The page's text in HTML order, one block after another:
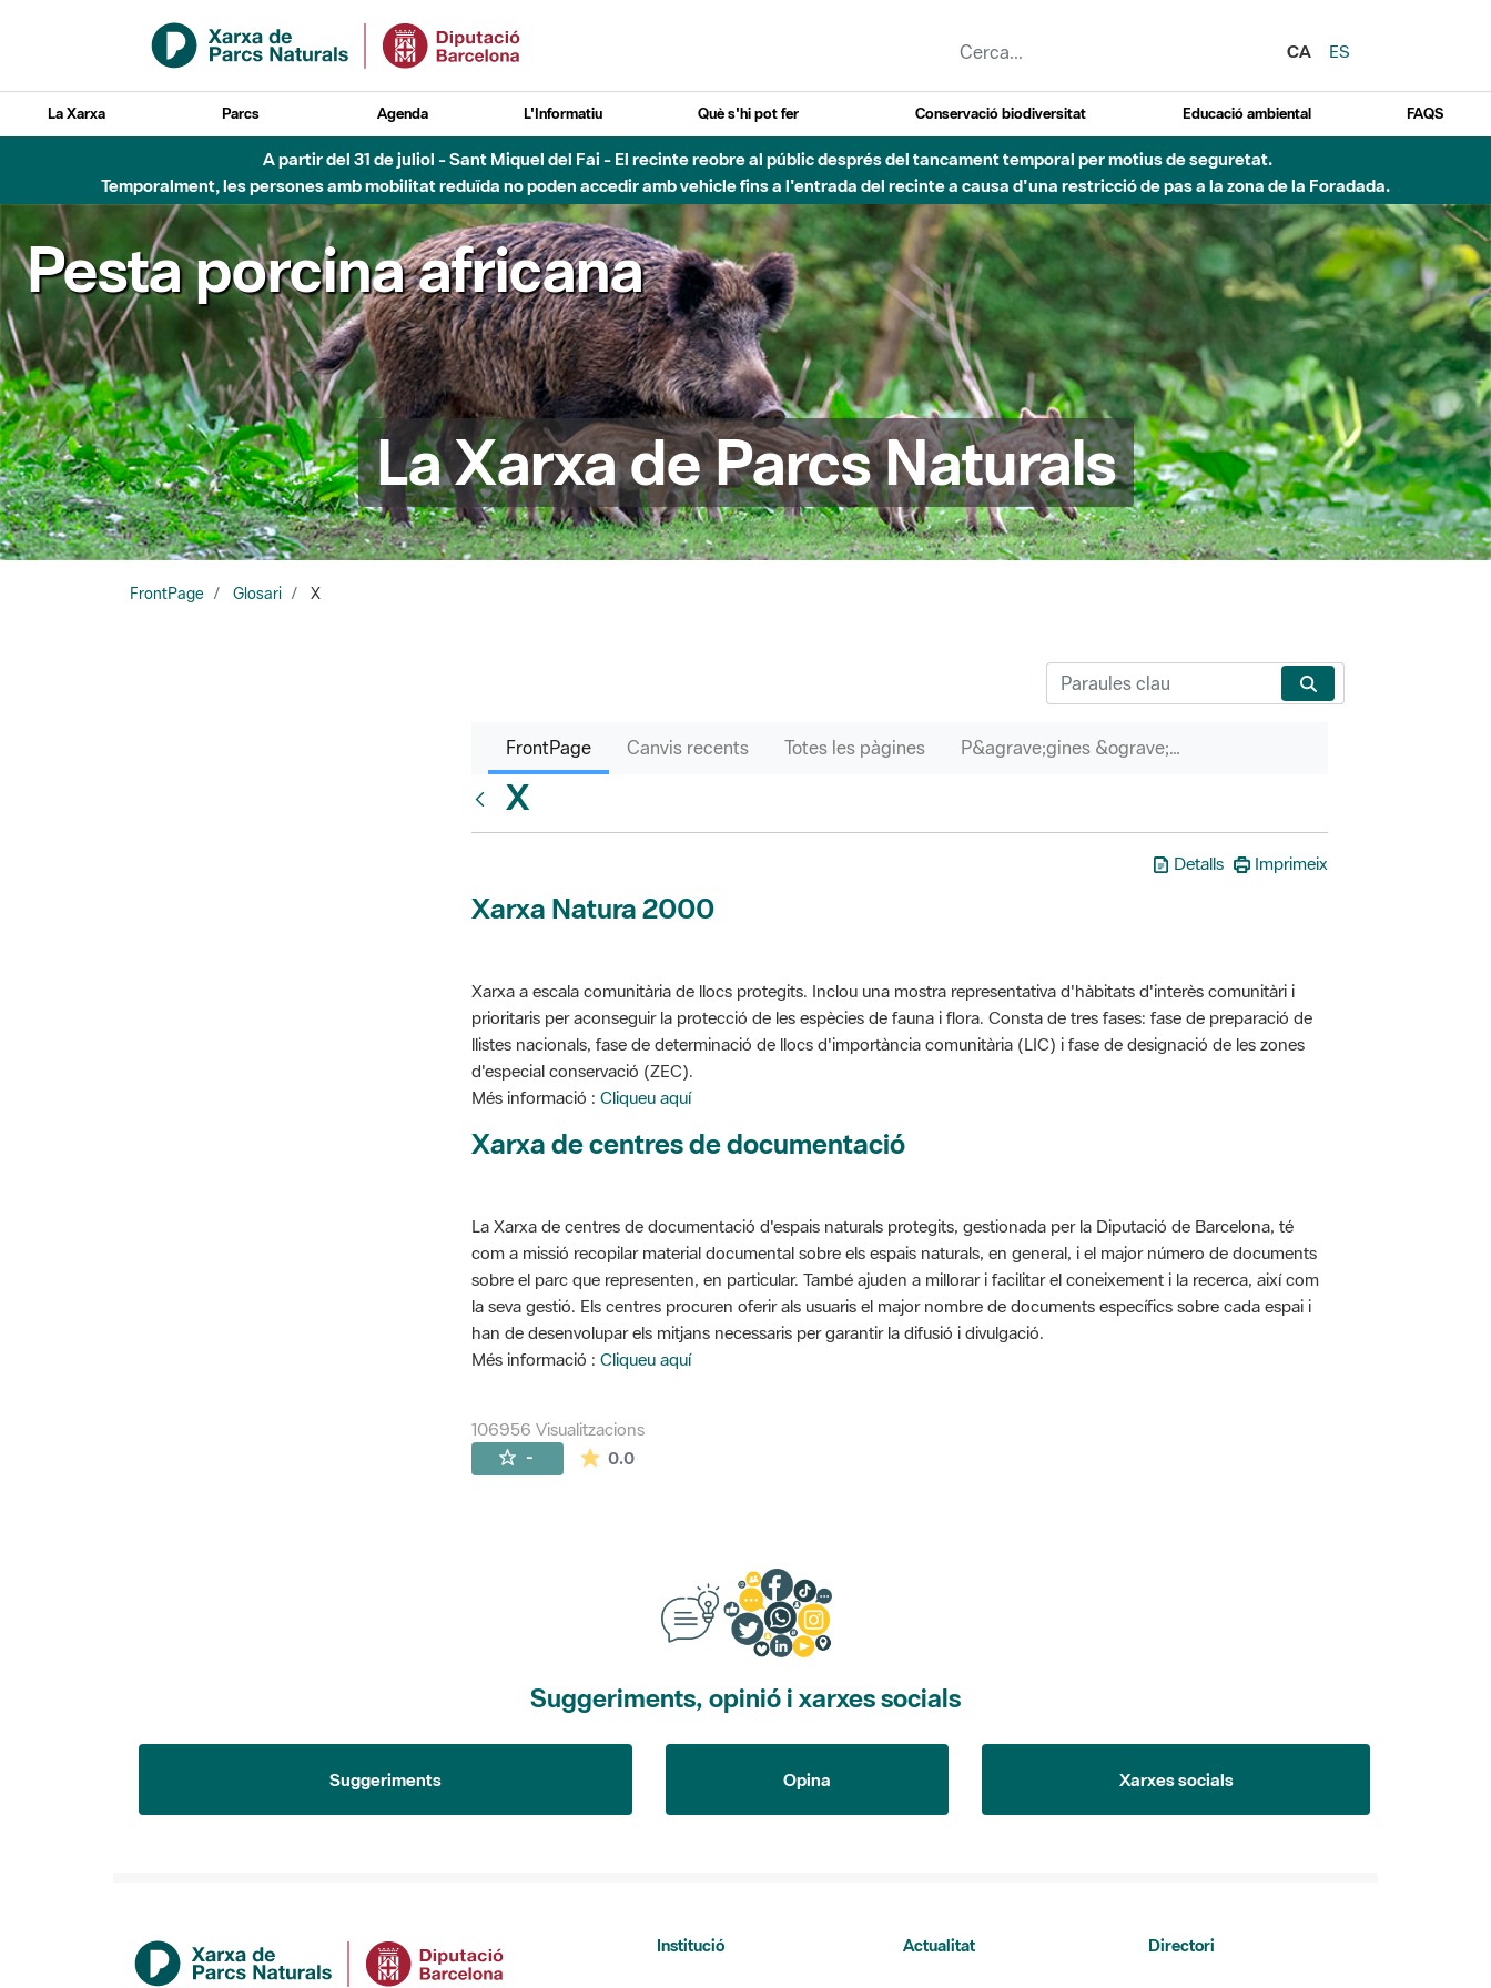
Salta al contingut principal
CA
ES
La Xarxa Parcs Agenda L'Informatiu Què s'hi pot fer Conservació biodiversitat Educació ambiental FAQS
A partir del 31 de juliol - Sant Miquel del Fai - El recinte reobre al públic després del tancament temporal per motius de seguretat.
Temporalment, les persones amb mobilitat reduïda no poden accedir amb vehicle fins a l'entrada del recinte a causa d'una restricció de pas a la zona de la Foradada.
Pesta porcina africana
La Xarxa de Parcs Naturals
FrontPage Glosari X
FrontPage Canvis recents Totes les pàgines P&agrave;gines &ograve;rfenes
X
Detalls Imprimeix
Xarxa Natura 2000
Xarxa a escala comunitària de llocs protegits. Inclou una mostra representativa d'hàbitats d'interès comunitàri i
prioritaris per aconseguir la protecció de les espècies de fauna i flora. Consta de tres fases: fase de preparació de
llistes nacionals, fase de determinació de llocs d'importància comunitària (LIC) i fase de designació de les zones
d'especial conservació (ZEC).
Més informació : Cliqueu aquí
Xarxa de centres de documentació
La Xarxa de centres de documentació d'espais naturals protegits, gestionada per la Diputació de Barcelona, té
com a missió recopilar material documental sobre els espais naturals, en general, i el major número de documents
sobre el parc que representen, en particular. També ajuden a millorar i facilitar el coneixement i la recerca, així com
la seva gestió. Els centres procuren oferir als usuaris el major nombre de documents específics sobre cada espai i
han de desenvolupar els mitjans necessaris per garantir la difusió i divulgació.
Més informació : Cliqueu aquí
106956 Visualitzacions
- 0.0La mitjana de les valoracions és de 0 estrelles de 5.
Suggeriments, opinió i xarxes socials
Suggeriments Opina Xarxes socials
Institució Actualitat Directori